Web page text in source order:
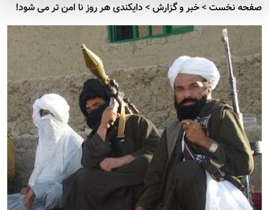
صفحه نخست>خبر و گزارش> دایکندی هر روز نا امن تر می شود!